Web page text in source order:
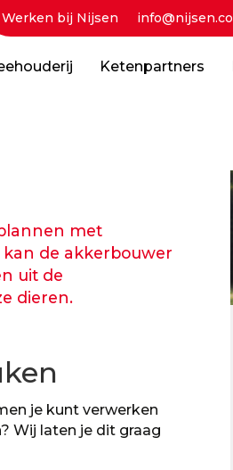
Werken bij Nijsen info@nijsen.co
Ketenpartners
met
de akkerbouwer
uit de
dieren.
je kunt verwerken
Wij laten je dit graag